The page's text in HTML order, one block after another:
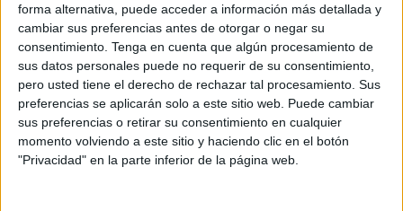
forma alternativa, puede acceder a información más detallada y
cambiar sus preferencias antes de otorgar o negar su
consentimiento. Tenga en cuenta que algún procesamiento de
sus datos personales puede no requerir de su consentimiento,
pero usted tiene el derecho de rechazar tal procesamiento. Sus
preferencias se aplicarán solo a este sitio web. Puede cambiar
sus preferencias o retirar su consentimiento en cualquier
momento volviendo a este sitio y haciendo clic en el botón
"Privacidad" en la parte inferior de la página web.
Una ruta panorámica alrededor de Ceuta para
los mayores del Imserso
POR REDACCIÓN 23/01/2018 0
Los mayores del Imserso continúan de
celebración
POR VICTORIA C. SOLANO 14/12/2017 0
La Ciudad se suma al Protocolo de atención